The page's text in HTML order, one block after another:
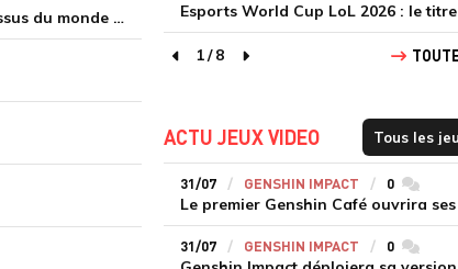
Le calendrier des LAN, des tournois et viewing parties ainsi que l'agenda des événements esport et issus du monde du streaming français de 2026 Esports World Cup LoL 2026 : le
page précédente
1/8
page suivante
ACTU JEUX VIDEO
31/07 GENSHIN IMPACT 0
31/07 GENSHIN IMPACT 0